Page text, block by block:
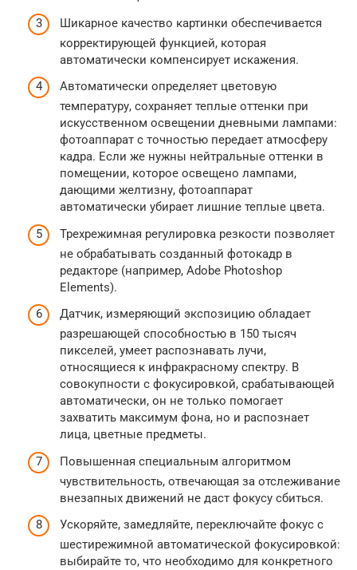
Шикарное качество картинки обеспечивается
корректирующей функцией, которая
автоматически компенсирует искажения.
Автоматически определяет цветовую
температуру, сохраняет теплые оттенки при
искусственном освещении дневными лампами:
фотоаппарат с точностью передает атмосферу
кадра. Если же нужны нейтральные оттенки в
помещении, которое освещено лампами,
дающими желтизну, фотоаппарат
автоматически убирает лишние теплые цвета.
Трехрежимная регулировка резкости позволяет
не обрабатывать созданный фотокадр в
редакторе (например, Adobe Photoshop
Elements).
Датчик, измеряющий экспозицию обладает
разрешающей способностью в 150 тысяч
пикселей, умеет распознавать лучи,
относящиеся к инфракрасному спектру. В
совокупности с фокусировкой, срабатывающей
автоматически, он не только помогает
захватить максимум фона, но и распознает
лица, цветные предметы.
Повышенная специальным алгоритмом
чувствительность, отвечающая за отслеживание
внезапных движений не даст фокусу сбиться.
Ускоряйте, замедляйте, переключайте фокус с
шестирежимной автоматической фокусировкой:
выбирайте то, что необходимо для конкретного